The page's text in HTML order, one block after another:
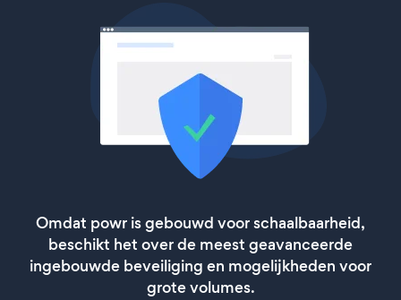
Omdat powr is gebouwd voor schaalbaarheid,
beschikt het over de meest geavanceerde
ingebouwde beveiliging en mogelijkheden voor
grote volumes.